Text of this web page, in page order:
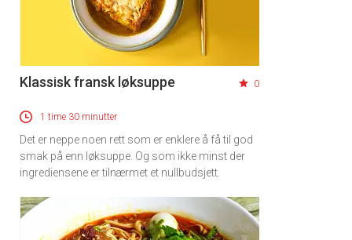
Klassisk fransk løksuppe 0
1 time 30 minutter
Det er neppe noen rett som er enklere å få til god
smak på enn løksuppe. Og som ikke minst der
ingrediensene er tilnærmet et nullbudsjett.